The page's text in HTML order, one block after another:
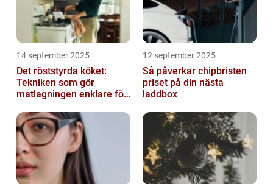
14 september 2025
Det röststyrda köket:
Tekniken som gör
matlagningen enklare för
12 september 2025
Så påverkar chipbristen
priset på din nästa
laddbox